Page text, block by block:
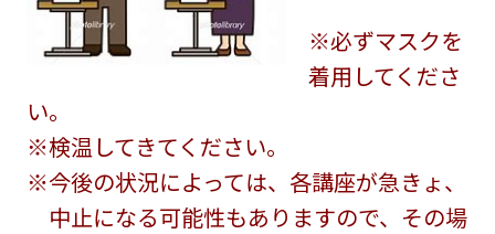
※必ずマスクを
着用してくださ
い。
※検温してきてください。
※今後の状況によっては、各講座が急きょ、
中止になる可能性もありますので、その場